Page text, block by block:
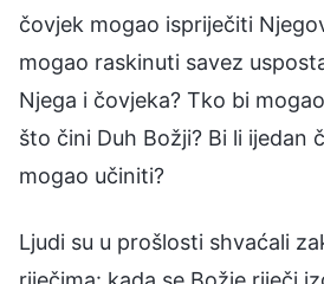
čovjek mogao ispriječiti
mogao raskinuti savez
Njega i čovjeka? Tko bi
što čini Duh Božji? Bi li ijedan
mogao učiniti?
Ljudi su u prošlosti shvaćali